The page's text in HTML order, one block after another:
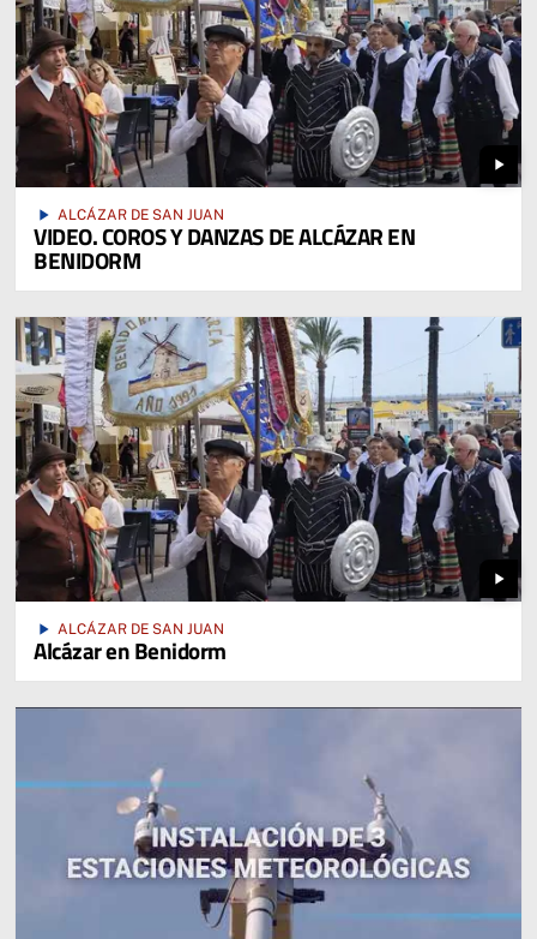
play_arrow
play_arrow ALCÁZAR DE SAN JUAN
VIDEO. COROS Y DANZAS DE ALCÁZAR EN
BENIDORM
play_arrow
play_arrow ALCÁZAR DE SAN JUAN
Alcázar en Benidorm